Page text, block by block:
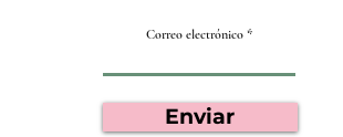
Correo electrónico
Enviar